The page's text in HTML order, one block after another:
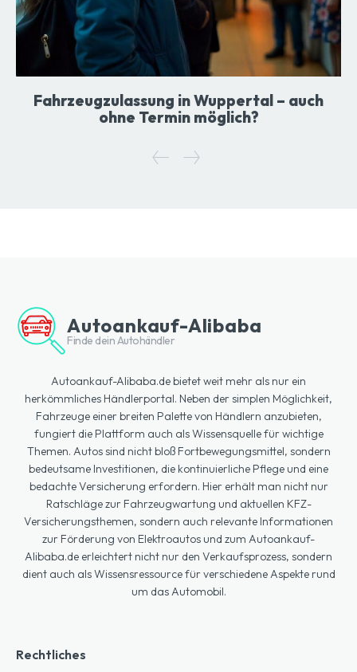
Fahrzeugzulassung in Wuppertal – auch
ohne Termin möglich?
Autoankauf-Alibaba
Finde dein Autohändler
Autoankauf-Alibaba.de bietet weit mehr als nur ein
herkömmliches Händlerportal. Neben der simplen Möglichkeit,
Fahrzeuge einer breiten Palette von Händlern anzubieten,
fungiert die Plattform auch als Wissensquelle für wichtige
Themen. Autos sind nicht bloß Fortbewegungsmittel, sondern
bedeutsame Investitionen, die kontinuierliche Pflege und eine
bedachte Versicherung erfordern. Hier erhält man nicht nur
Ratschläge zur Fahrzeugwartung und aktuellen KFZ-
Versicherungsthemen, sondern auch relevante Informationen
zur Förderung von Elektroautos und zum Autoankauf-
Alibaba.de erleichtert nicht nur den Verkaufsprozess, sondern
dient auch als Wissensressource für verschiedene Aspekte rund
um das Automobil.
Rechtliches